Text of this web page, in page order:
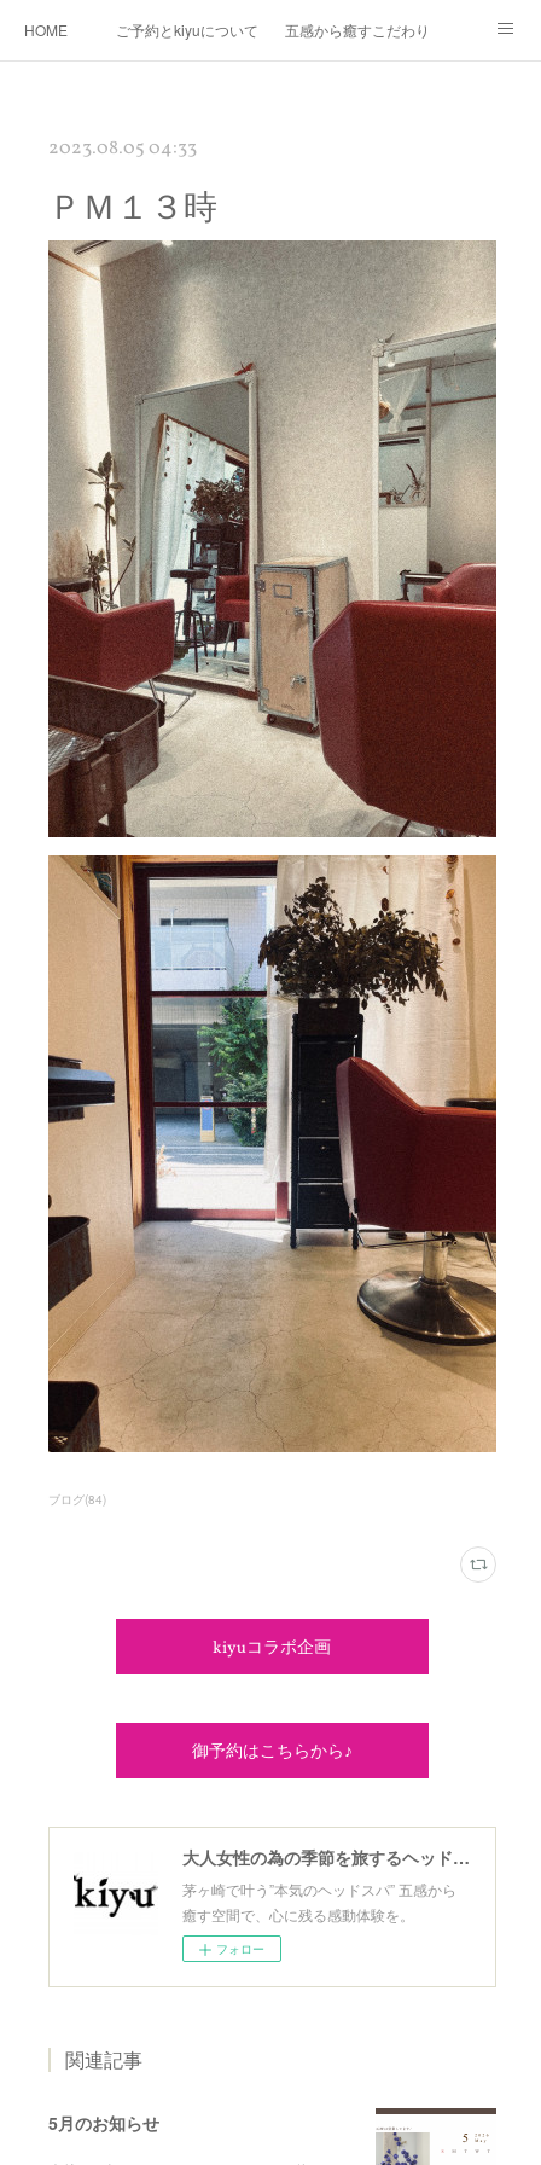
HOME ご予約とkiyuについて 五感から癒すこだわり
2023.08.05 04:33
ＰＭ１３時
ブログ(84)
kiyuコラボ企画
御予約はこちらから♪
大人女性の為の季節を旅するヘッドスパ
茅ヶ崎で叶う”本気のヘッドスパ” 五感から
癒す空間で、心に残る感動体験を。
フォロー
関連記事
5月のお知らせ